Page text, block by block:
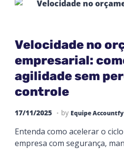
Velocidade no
empresarial:
agilidade sem
controle
17/11/2025 by Equipe Accountfy
Entenda como acelerar o
empresa com segurança,